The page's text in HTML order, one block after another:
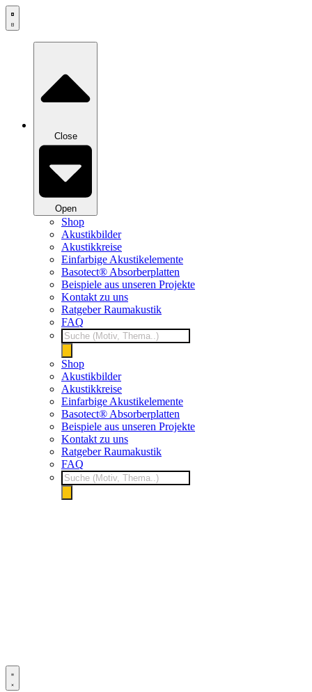
Zum
Inhalt
Close
Open
Shop
Akustikbilder
Akustikkreise
Einfarbige Akustikelemente
Basotect® Absorberplatten
Beispiele aus unseren Projekte
Kontakt zu uns
Ratgeber Raumakustik
FAQ
Products
search
Shop
Akustikbilder
Akustikkreise
Einfarbige Akustikelemente
Basotect® Absorberplatten
Beispiele aus unseren Projekte
Kontakt zu uns
Ratgeber Raumakustik
FAQ
Products
search